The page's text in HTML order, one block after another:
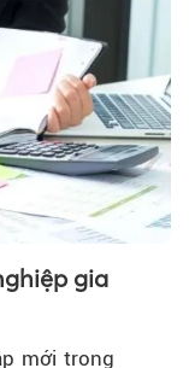
gia
mới trong